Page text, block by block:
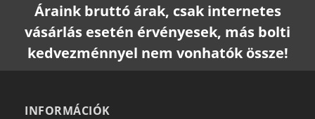
Áraink bruttó árak, csak internetes
vásárlás esetén érvényesek, más bolti
kedvezménnyel nem vonhatók össze!
INFORMÁCIÓK